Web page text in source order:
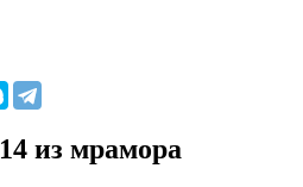
из мрамора